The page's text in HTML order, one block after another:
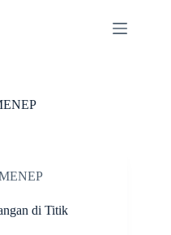
di Titik